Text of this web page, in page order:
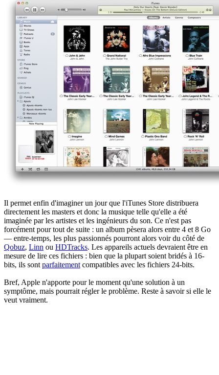
Il permet enfin d'imaginer un jour que l'iTunes Store distribuera
directement les masters et donc la musique telle qu'elle a été
imaginée par les artistes et les ingénieurs du son. Ce n'est pas
forcément pour tout de suite : un album pèsera alors entre 4 et 8 Go
— entre-temps, les plus passionnés pourront alors voir du côté de
Qobuz, Linn ou HDTracks. Les appareils actuels devraient être en
mesure de lire ces fichiers : bien que la plupart soient bridés à 16-
bits, ils sont parfaitement compatibles avec les fichiers 24-bits.
Bref, Apple n'apporte pour le moment qu'une solution à un
symptôme, mais pourrait régler le problème. Reste à savoir si elle le
veut vraiment.